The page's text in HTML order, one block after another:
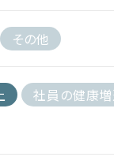
その他
社員の健康